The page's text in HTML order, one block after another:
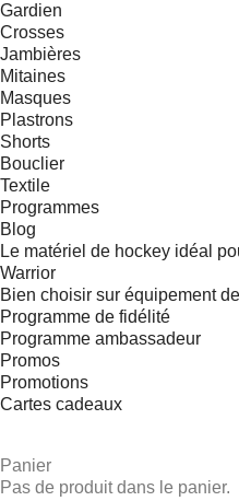
Gardien
Crosses
Jambières
Mitaines
Masques
Plastrons
Shorts
Bouclier
Textile
Programmes
Blog
Le matériel de hockey idéal
Warrior
Bien choisir sur équipement
Programme de fidélité
Programme ambassadeur
Promos
Promotions
Cartes cadeaux
Panier
Pas de produit dans le panier.